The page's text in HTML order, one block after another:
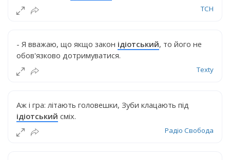
ТСН
- Я вважаю, що якщо закон ідіотський, то його не
обов'язково дотримуватися.
Texty
Аж і гра: літають головешки, Зуби клацають під
ідіотський сміх.
Радіо Свобода